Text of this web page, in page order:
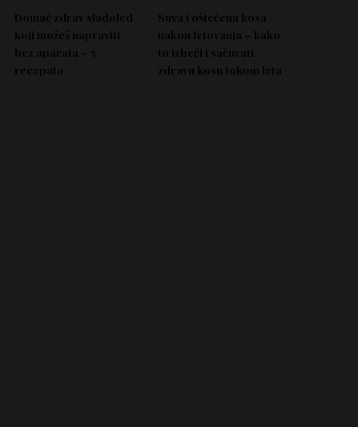
Domać zdrav sladoled
koji možeš napraviti
bez aparata – 5
recepata
Suva i oštećena kosa
nakon letovanja – kako
to izbeći i sačuvati
zdravu kosu tokom leta